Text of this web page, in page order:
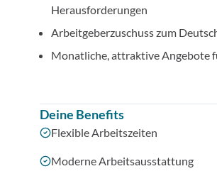
Herausforderungen
Arbeitgeberzuschuss zum
Monatliche, attraktive Angebote
Deine Benefits
Flexible Arbeitszeiten
Moderne Arbeitsausstattung